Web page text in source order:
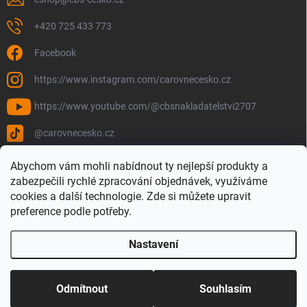
Abychom vám mohli nabídnout ty nejlepší produkty a
zabezpečili rychlé zpracování objednávek, využíváme
cookies a další technologie. Zde si můžete upravit
preference podle potřeby.
Nastavení
Odmítnout Souhlasím
+420 725 433 773
Facebook
https://www.instagram.com/carovnecesko.cz
https://www.youtube.com/@cbsnakladatelstvi2707
@carovnecesko.cz
Vytvořil Shoptet
Copyright 2026Čarovné Česko - Knihy, Mapy a Mapová móda. Všechna
práva vyhrazena.
Upravit nastavení cookies